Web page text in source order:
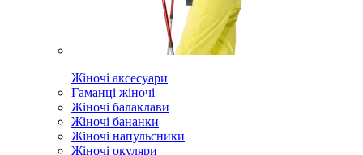
Жіночі аксесуари
Гаманці жіночі
Жіночі балаклави
Жіночі бананки
Жіночі напульсники
Жіночі окуляри